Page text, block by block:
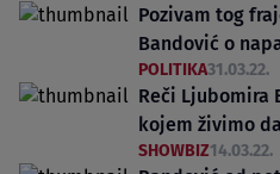
Pozivam tog
Bandović o
POLITIKA31.03.22.
Reči Ljubomira
kojem živimo
SHOWBIZ14.03.22.